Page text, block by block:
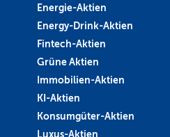
Energie-Aktien
Energy-Drink-Aktien
Fintech-Aktien
Grüne Aktien
Immobilien-Aktien
KI-Aktien
Konsumgüter-Aktien
Luxus-Aktien